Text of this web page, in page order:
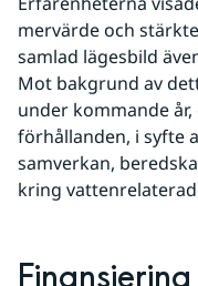
mervärde och
samlad lägesbild
Mot bakgrund av
under kommande
förhållanden, i syfte
samverkan,
kring